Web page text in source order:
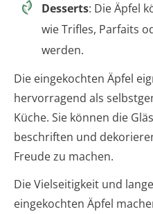
Desserts: Die Äpfel
wie Trifles, Parfaits
werden.
Die eingekochten Äpfel
hervorragend als
Küche. Sie können die
beschriften und
Freude zu machen.
Die Vielseitigkeit und
eingekochten Äpfel